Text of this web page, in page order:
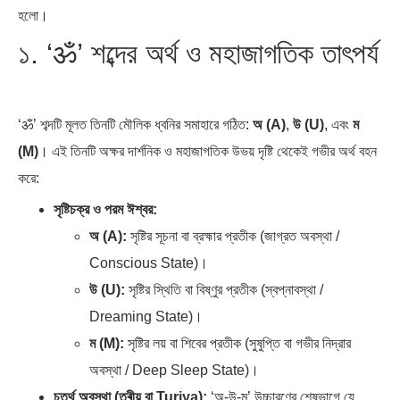
অর্থ পাচারের মহাকাব্য: ১০০ ডলারের…
দক্ষিণ এশিয়ায় ‘জেন-জি’ বিপ্লব:
হলো।
১. ‘ॐ’ শব্দের অর্থ ও মহাজাগতিক তাৎপর্য
‘ॐ’ শব্দটি মূলত তিনটি মৌলিক ধ্বনির সমাহারে গঠিত: অ (A), উ (U), এবং ম
(M) । এই তিনটি অক্ষর দার্শনিক ও মহাজাগতিক উভয় দৃষ্টি থেকেই গভীর অর্থ বহন
করে:
সৃষ্টিচক্র ও পরম ঈশ্বর:
অ (A): সৃষ্টির সূচনা বা ব্রহ্মার প্রতীক (জাগ্রত অবস্থা /
Conscious State)।
উ (U): সৃষ্টির স্থিতি বা বিষ্ণুর প্রতীক (স্বপ্নাবস্থা /
Dreaming State)।
ম (M): সৃষ্টির লয় বা শিবের প্রতীক (সুষুপ্তি বা গভীর নিদ্রার
অবস্থা / Deep Sleep State)।